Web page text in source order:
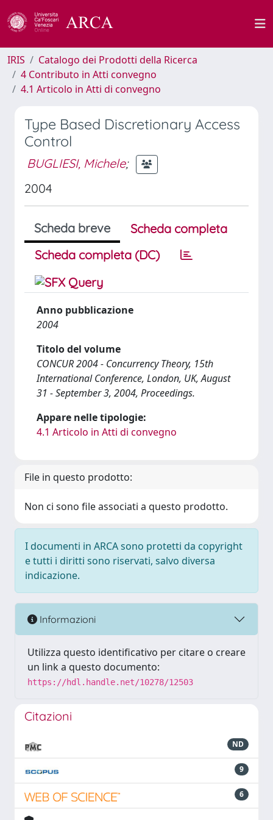
IRIS
Catalogo dei Prodotti della Ricerca
4 Contributo in Atti convegno
4.1 Articolo in Atti di convegno
Type Based Discretionary Access
Control
BUGLIESI, Michele;
2004
Scheda breve
Scheda completa
Scheda completa (DC)
Anno pubblicazione
2004
Titolo del volume
CONCUR 2004 - Concurrency Theory, 15th
International Conference, London, UK, August
31 - September 3, 2004, Proceedings.
Appare nelle tipologie:
4.1 Articolo in Atti di convegno
File in questo prodotto:
Non ci sono file associati a questo prodotto.
I documenti in ARCA sono protetti da copyright
e tutti i diritti sono riservati, salvo diversa
indicazione.
Informazioni
Utilizza questo identificativo per citare o creare
un link a questo documento:
https://hdl.handle.net/10278/12503
Citazioni
ND
9
6